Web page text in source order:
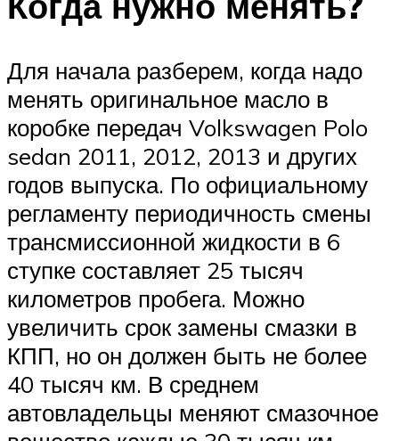
Для начала разберем, когда надо
менять оригинальное масло в
коробке передач Volkswagen Polo
sedan 2011, 2012, 2013 и других
годов выпуска. По официальному
регламенту периодичность смены
трансмиссионной жидкости в 6
ступке составляет 25 тысяч
километров пробега. Можно
увеличить срок замены смазки в
КПП, но он должен быть не более
40 тысяч км. В среднем
автовладельцы меняют смазочное